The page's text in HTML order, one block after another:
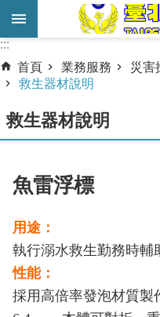
跳到主要內容區塊
進
階
尋
務
服
機
關
簡
介
:::
:::
首頁
業務服務 災害
救生器材說明
救生器材說明
魚雷浮標
用途：
執行溺水救生勤務時輔
性能：
採用高倍率發泡材質製